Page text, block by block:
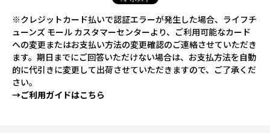
※クレジットカード払いで認証エラーが発生した場合、ライフチ
ューンズ モール カスタマーセンターより、ご利用可能なカード
への変更またはお支払い方法の変更確認のご連絡させていただき
ます。期日までにご回答いただけない場合は、お支払方法を自動
的に代引きに変更して出荷させていただきますので、ご了承くだ
さい。
→ご利用ガイドはこちら